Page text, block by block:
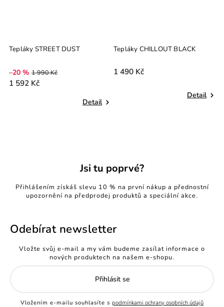
Tepláky CHILLOUT BLACK
1 490 Kč
Legíny Silky TEEN BABY PINK
–23 % 1 290 Kč
Jsi tu poprvé?
Přihlášením získáš slevu 10 % na první nákup a přednostní
upozornění na předprodej produktů a speciální akce.
Odebírat newsletter
Vložte svůj e-mail a my vám budeme zasílat informace o
nových produktech na našem e-shopu.
Vložením e-mailu souhlasíte s podmínkami ochrany osobních údajů
Přihlásit se